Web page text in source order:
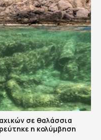
σε θαλάσσια
η κολύμβηση